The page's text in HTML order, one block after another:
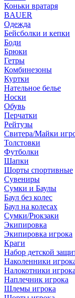
Коньки вратаря
BAUER
Одежда
Бейсболки и кепки
Боди
Брюки
Гетры
Комбинезоны
Куртки
Нательное белье
Носки
Обувь
Перчатки
Рейтузы
Свитера/Майки
Толстовки
Футболки
Шапки
Шорты спортивные
Сувениры
Сумки и Баулы
Баул без колес
Баул на колесах
Сумки/Рюкзаки
Экипировка
Экипировка игрока
Краги
Набор детской
Наколенники
Налокотники игрока
Наплечник игрока
Шлемы игрока